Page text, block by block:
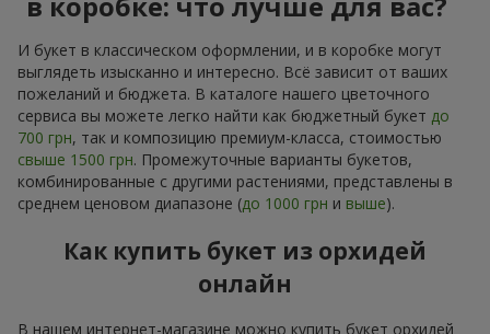
И букет в классическом оформлении, и в коробке могут
выглядеть изысканно и интересно. Всё зависит от ваших
пожеланий и бюджета. В каталоге нашего цветочного
сервиса вы можете легко найти как бюджетный букет до
700 грн, так и композицию премиум-класса, стоимостью
свыше 1500 грн. Промежуточные варианты букетов,
комбинированные с другими растениями, представлены в
среднем ценовом диапазоне (до 1000 грн и выше).
Как купить букет из орхидей
онлайн
В нашем интернет-магазине можно купить букет орхидей